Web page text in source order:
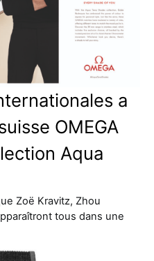
a
OMEGA
Aqua
Zoë Kravitz, Zhou
tous dans une